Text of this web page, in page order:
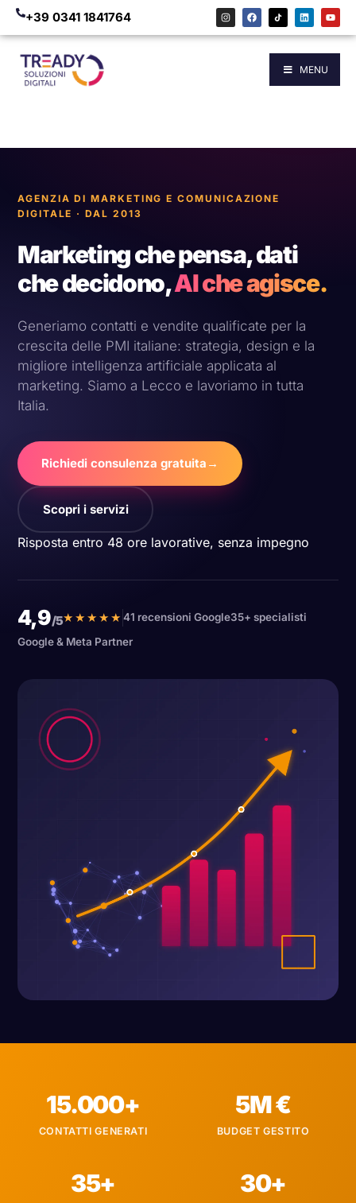
+39 0341 1841764
MENU
AGENZIA DI MARKETING E COMUNICAZIONE
DIGITALE · DAL 2013
Marketing che pensa, dati
che decidono,AI che agisce.
Generiamo contatti e vendite qualificate per la
crescita delle PMI italiane: strategia, design e la
migliore intelligenza artificiale applicata al
marketing. Siamo a Lecco e lavoriamo in tutta
Italia.
Richiedi consulenza gratuita →
Scopri i servizi
Risposta entro 48 ore lavorative, senza impegno
4,9/5★★★★★ 41 recensioni Google35+ specialisti
Google & Meta Partner
15.000+
CONTATTI GENERATI
5M €
BUDGET GESTITO
35+ 30+